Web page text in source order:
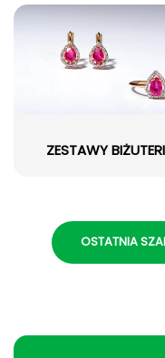
ZESTAWY
OSTATNIA